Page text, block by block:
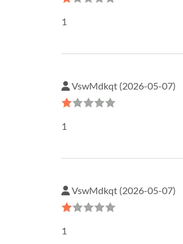
1
VswMdkqt (2026-05-07)
1
VswMdkqt (2026-05-07)
1